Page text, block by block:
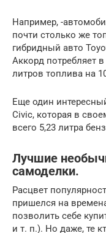
Например, -
почти столько же
гибридный авто
Аккорд потребляет
литров топлива на
Еще один
Civic, которая в
всего 5,23 литра
Лучшие
самоделки.
Расцвет
пришелся на
позволить себе
и т. п.). Но даже, те